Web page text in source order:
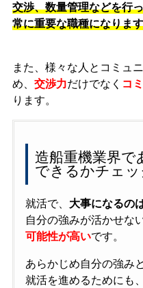
交渉、数量管理などを行
常に重要な職種になりま
また、様々な人とコミュ
め、 交渉力だけでなく コ
ります。
造船重機業界で
できるかチェッ
就活で、 大事になるの
自分の強みが活かせな
可能性が高いです。
あらかじめ自分の強み
就活を進めるためにも